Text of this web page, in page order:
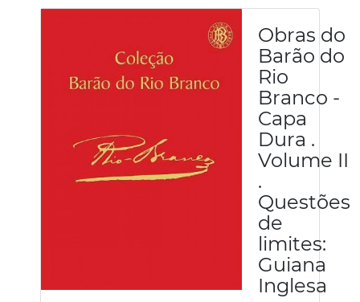
Obras do
Barão do
Rio
Branco -
Capa
Dura .
Volume II
.
Questões
de
limites:
Guiana
Inglesa